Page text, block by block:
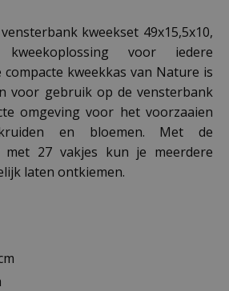
kweekset 49x15,5x10,
voor iedere
kweekkas van Nature is
voor gebruik op de vensterbank
omgeving voor het voorzaaien
en bloemen. Met de
met 27 vakjes kun je meerdere
laten ontkiemen.